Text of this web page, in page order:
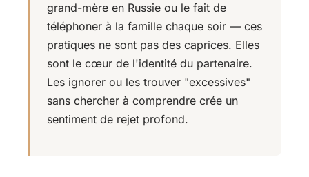
grand-mère en Russie ou le fait de
téléphoner à la famille chaque soir — ces
pratiques ne sont pas des caprices. Elles
sont le cœur de l'identité du partenaire.
Les ignorer ou les trouver "excessives"
sans chercher à comprendre crée un
sentiment de rejet profond.